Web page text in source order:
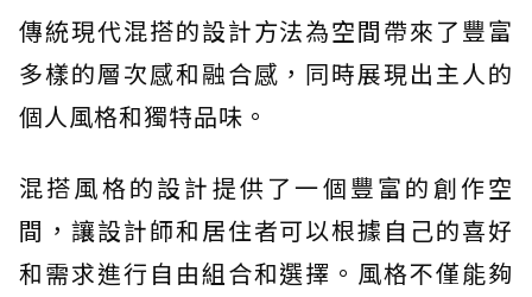
傳統現代混搭的設計方法為空間帶來了豐富
多樣的層次感和融合感，同時展現出主人的
個人風格和獨特品味。
混搭風格的設計提供了一個豐富的創作空
間，讓設計師和居住者可以根據自己的喜好
和需求進行自由組合和選擇。風格不僅能夠